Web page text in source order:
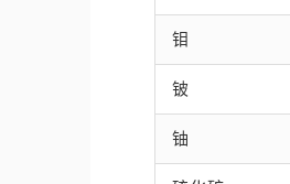
钼
铍
铀